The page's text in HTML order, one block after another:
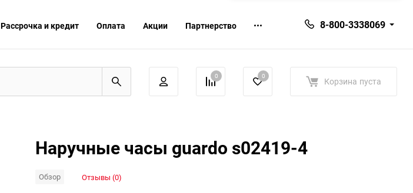
Рассрочка и кредит Оплата Акции Партнерство 8-800-3338069
0 0 Корзина пуста
Наручные часы guardo s02419-4
Обзор Отзывы (0)